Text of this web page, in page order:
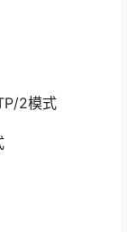
2模式